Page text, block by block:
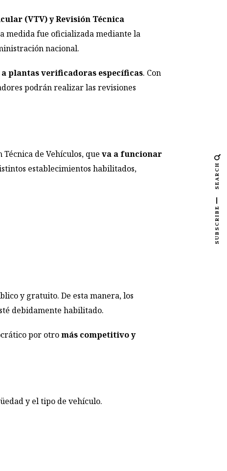
(VTV) y Revisión Técnica
medida fue oficializada mediante la
nacional.
plantas verificadoras específicas. Con
podrán realizar las revisiones
de Vehículos, que va a funcionar
establecimientos habilitados,
y gratuito. De esta manera, los
debidamente habilitado.
por otromás competitivo y
y el tipo de vehículo.
SEARCH
SUBSCRIBE